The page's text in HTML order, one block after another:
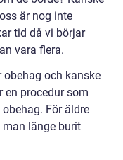
är nog inte
tid då vi börjar
vara flera.
och kanske
en procedur som
För äldre
man länge burit